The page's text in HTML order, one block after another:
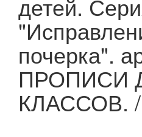
детей.
почерка".
ПРОПИСИ
КЛАССОВ. /